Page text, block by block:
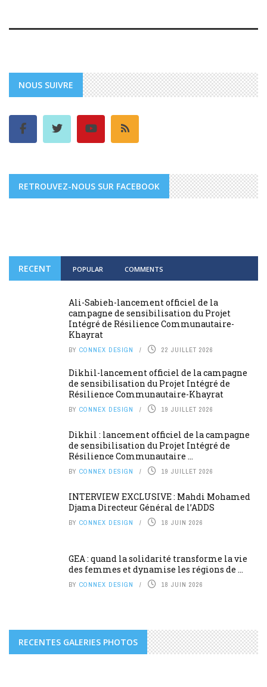
NOUS SUIVRE
RETROUVEZ-NOUS SUR FACEBOOK
RECENT POPULAR COMMENTS
Ali-Sabieh-lancement officiel de la
campagne de sensibilisation du Projet
Intégré de Résilience Communautaire-
Khayrat
BY CONNEX DESIGN 22 JUILLET 2026
Dikhil-lancement officiel de la campagne
de sensibilisation du Projet Intégré de
Résilience Communautaire-Khayrat
BY CONNEX DESIGN 19 JUILLET 2026
Dikhil : lancement officiel de la campagne
de sensibilisation du Projet Intégré de
Résilience Communautaire ...
BY CONNEX DESIGN 19 JUILLET 2026
INTERVIEW EXCLUSIVE : Mahdi Mohamed
Djama Directeur Général de l’ADDS
BY CONNEX DESIGN 18 JUIN 2026
GEA : quand la solidarité transforme la vie
des femmes et dynamise les régions de ...
BY CONNEX DESIGN 18 JUIN 2026
RECENTES GALERIES PHOTOS